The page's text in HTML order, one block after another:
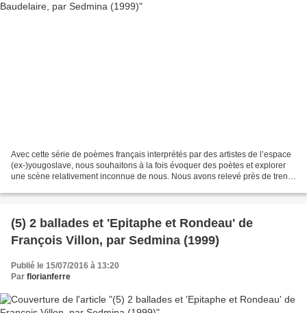
Avec cette série de poèmes français interprétés par des artistes de l’espace
(ex-)yougoslave, nous souhaitons à la fois évoquer des poètes et explorer
une scène relativement inconnue de nous. Nous avons relevé près de trente
(5) 2 ballades et 'Epitaphe et Rondeau' de
François Villon, par Sedmina (1999)
Publié le 15/07/2016 à 13:20
Par florianferre